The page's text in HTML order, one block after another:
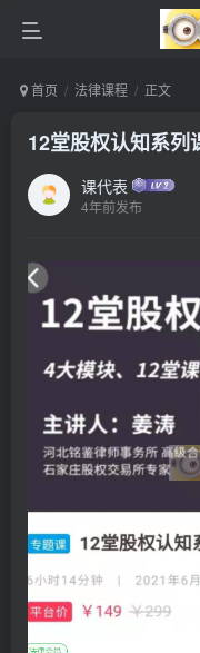
首页 法律课程 正文
12堂股权认知系列
课代表
4年前发布